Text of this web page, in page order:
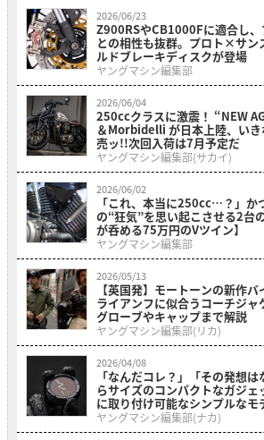
2026/06/23
Z900RSやCB1000Fに適合し
との相性も抜群。プロト×サン
ルドブレーキディスクが登場
ヤングマシン編集部
2026/06/04
250ccクラスに激震！ “NEW
＆Morbidelli が日本上陸、い
売ッ!!次回入荷は7月予定だ
ヤングマシン編集部(サカイ)
2026/06/02
「これ、本当に250cc…？」か
の“狂気”を思い起こさせる2台
が呑める75万円のVツイン】
ヤングマシン編集部
2026/05/13
【英国発】モートーンの新作
ライアンフに似合うコーチジャ
グローブやキャップまで解説
ヤングマシン編集部(リカ)
2026/04/08
「なんだコレ？」「その発想
らサイズのコンパクトなガジ
に取り付け可能なシンプルなモ
ヤングマシン編集部(ナカ)